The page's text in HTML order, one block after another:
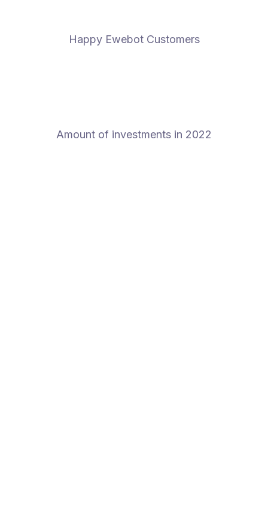
Happy Ewebot Customers
Amount of investments in 2022